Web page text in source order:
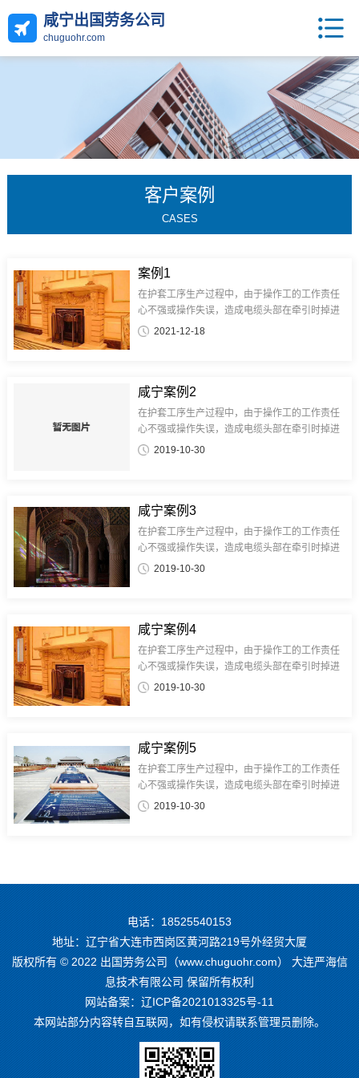
咸宁出国劳务公司
chuguohr.com
客户案例
CASES
案例1
在护套工序生产过程中，由于操作工的工作责任
心不强或操作失误，造成电缆头部在牵引时掉进
水槽中或电缆在生产过程中未控制好电缆内外护
2021-12-18
咸宁案例2
在护套工序生产过程中，由于操作工的工作责任
心不强或操作失误，造成电缆头部在牵引时掉进
水槽中或电缆在生产过程中未控制好电缆内外护
2019-10-30
咸宁案例3
在护套工序生产过程中，由于操作工的工作责任
心不强或操作失误，造成电缆头部在牵引时掉进
水槽中或电缆在生产过程中未控制好电缆内外护
2019-10-30
咸宁案例4
在护套工序生产过程中，由于操作工的工作责任
心不强或操作失误，造成电缆头部在牵引时掉进
水槽中或电缆在生产过程中未控制好电缆内外护
2019-10-30
咸宁案例5
在护套工序生产过程中，由于操作工的工作责任
心不强或操作失误，造成电缆头部在牵引时掉进
水槽中或电缆在生产过程中未控制好电缆内外护
2019-10-30
电话：18525540153
地址：辽宁省大连市西岗区黄河路219号外经贸大厦
版权所有 © 2022 出国劳务公司（www.chuguohr.com） 大连严海信
息技术有限公司 保留所有权利
网站备案： 辽ICP备2021013325号-11
本网站部分内容转自互联网，如有侵权请联系管理员删除。